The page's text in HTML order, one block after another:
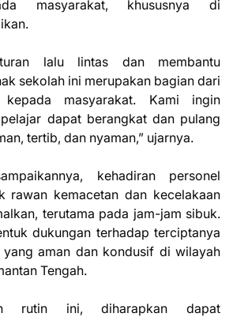
masyarakat, khususnya di
lalu lintas dan membantu
sekolah ini merupakan bagian dari
masyarakat. Kami ingin
dapat berangkat dan pulang
tertib, dan nyaman,” ujarnya.
kehadiran personel
rawan kemacetan dan kecelakaan
terutama pada jam-jam sibuk.
dukungan terhadap terciptanya
yang aman dan kondusif di wilayah
Tengah.
rutin ini, diharapkan dapat